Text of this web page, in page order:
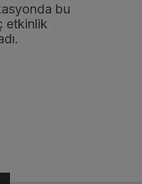
bu
etkinlik